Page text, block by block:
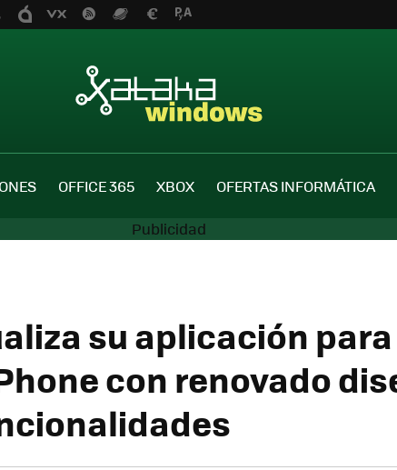
OFFICE 365 XBOX OFERTAS INFORMÁTICA
su aplicación para
con renovado